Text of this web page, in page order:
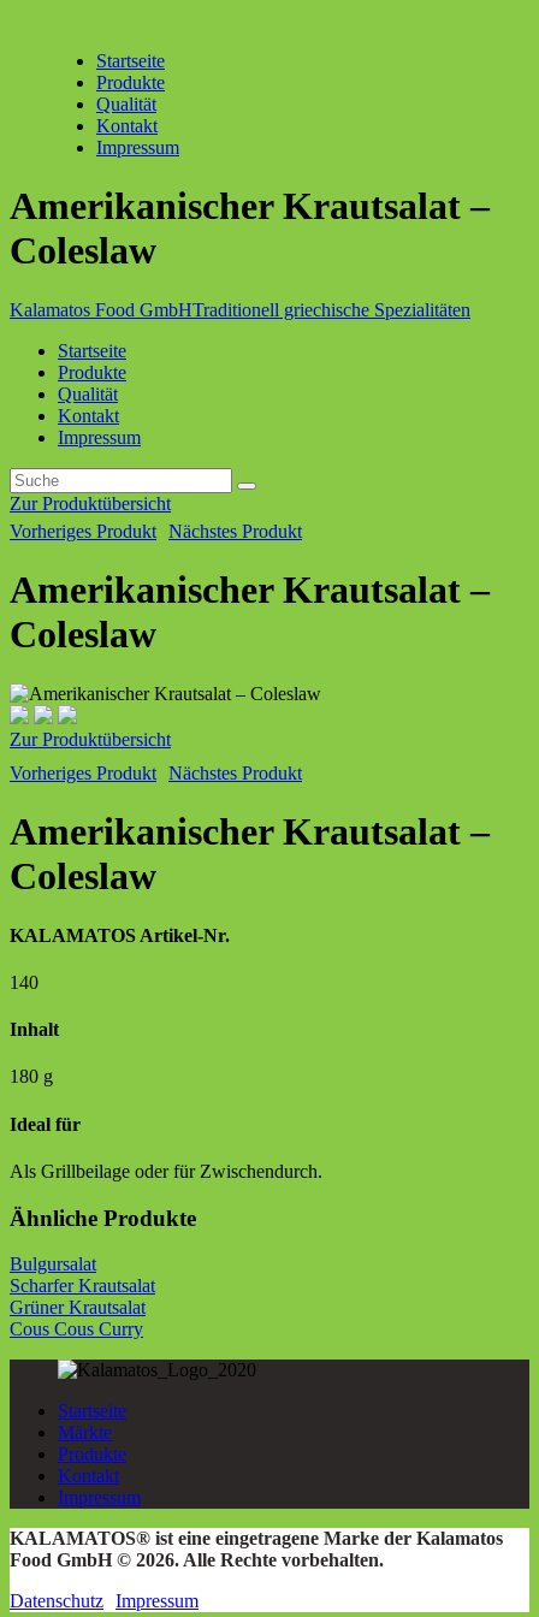
Startseite
Produkte
Qualität
Kontakt
Impressum
Amerikanischer Krautsalat –
Coleslaw
Kalamatos Food GmbHTraditionell griechische Spezialitäten
Startseite
Produkte
Qualität
Kontakt
Impressum
Zur Produktübersicht
Vorheriges Produkt Nächstes Produkt
Amerikanischer Krautsalat –
Coleslaw
Zur Produktübersicht
Vorheriges Produkt Nächstes Produkt
Amerikanischer Krautsalat –
Coleslaw
KALAMATOS Artikel-Nr.
140
Inhalt
180 g
Ideal für
Als Grillbeilage oder für Zwischendurch.
Ähnliche Produkte
Bulgursalat
Scharfer Krautsalat
Grüner Krautsalat
Cous Cous Curry
Startseite
Märkte
Produkte
Kontakt
Impressum
KALAMATOS® ist eine eingetragene Marke der Kalamatos
Food GmbH © 2026. Alle Rechte vorbehalten.
Datenschutz Impressum